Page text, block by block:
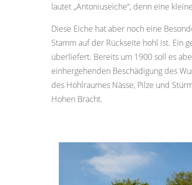
lautet „Antoniuseiche“, denn eine
Diese Eiche hat aber noch eine
Stamm auf der Rückseite hohl ist. Ein
überliefert. Bereits um 1900 soll es
einhergehenden Beschädigung des
des Hohlraumes Nässe, Pilze und
Hohen Bracht.